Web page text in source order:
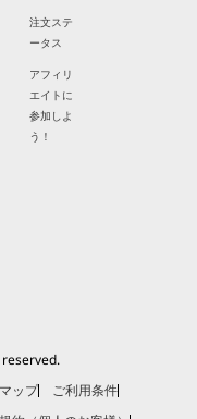
注文ステ
ータス
アフィリ
エイトに
参加しよ
う！
ップ
ご利用条件